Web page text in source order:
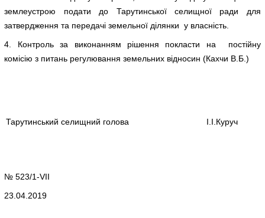
землеустрою подати до Тарутинської селищної ради для
затвердження та передачі земельної ділянки у власність.
4. Контроль за виконанням рішення покласти на постійну
комісію з питань регулювання земельних відносин (Кахчи В.Б.)
Тарутинський селищний голова І.І.Куруч
№ 523/1-VIІ
23.04.2019